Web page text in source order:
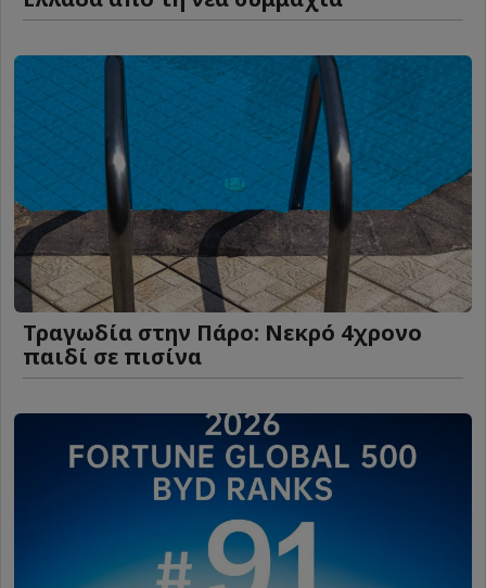
Τραγωδία στην Πάρο: Νεκρό 4χρονο
παιδί σε πισίνα